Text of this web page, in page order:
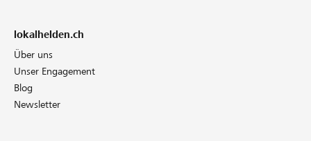
lokalhelden.ch
Über uns
Unser Engagement
Blog
Newsletter